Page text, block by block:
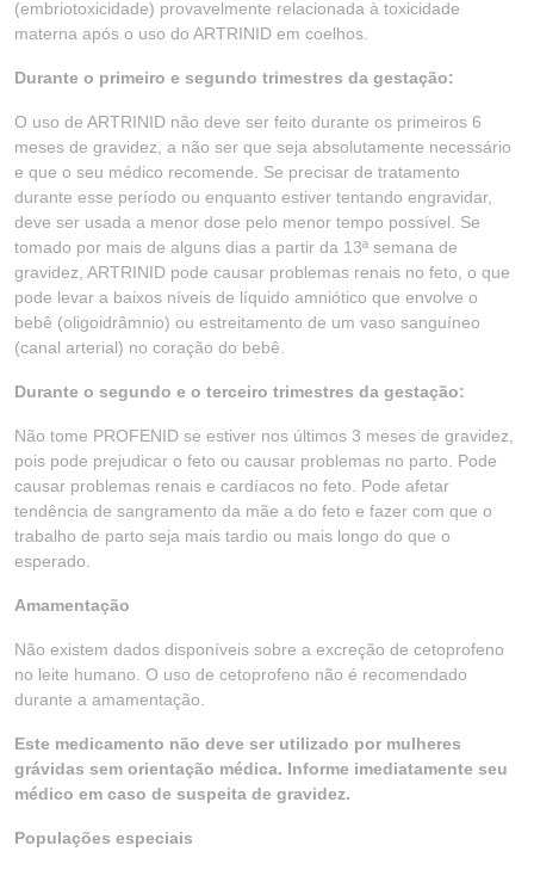
(embriotoxicidade) provavelmente relacionada à toxicidade
materna após o uso do ARTRINID em coelhos.
Durante o primeiro e segundo trimestres da gestação:
O uso de ARTRINID não deve ser feito durante os primeiros 6
meses de gravidez, a não ser que seja absolutamente necessário
e que o seu médico recomende. Se precisar de tratamento
durante esse período ou enquanto estiver tentando engravidar,
deve ser usada a menor dose pelo menor tempo possível. Se
tomado por mais de alguns dias a partir da 13ª semana de
gravidez, ARTRINID pode causar problemas renais no feto, o que
pode levar a baixos níveis de líquido amniótico que envolve o
bebê (oligoidrâmnio) ou estreitamento de um vaso sanguíneo
(canal arterial) no coração do bebê.
Durante o segundo e o terceiro trimestres da gestação:
Não tome PROFENID se estiver nos últimos 3 meses de gravidez,
pois pode prejudicar o feto ou causar problemas no parto. Pode
causar problemas renais e cardíacos no feto. Pode afetar
tendência de sangramento da mãe a do feto e fazer com que o
trabalho de parto seja mais tardio ou mais longo do que o
esperado.
Amamentação
Não existem dados disponíveis sobre a excreção de cetoprofeno
no leite humano. O uso de cetoprofeno não é recomendado
durante a amamentação.
Este medicamento não deve ser utilizado por mulheres
grávidas sem orientação médica. Informe imediatamente seu
médico em caso de suspeita de gravidez.
Populações especiais